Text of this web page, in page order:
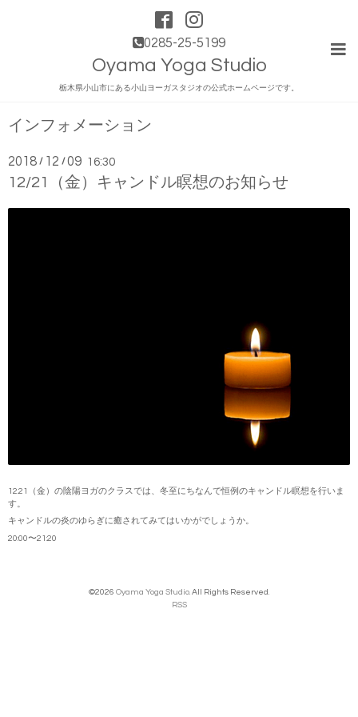
0285-25-5199
Oyama Yoga Studio
栃木県小山市にある小山ヨーガスタジオの公式ホームページです。
インフォメーション
2018 / 12 /09 16:30
12/21（金）キャンドル瞑想のお知らせ
12.21（金）の陰陽ヨガのクラスでは、冬至にちなんで恒例のキャンドル瞑想を行いま
す。
キャンドルの炎のゆらぎに癒されてみてはいかがでしょうか。
20:00〜21:20
©2026 Oyama Yoga Studio . All Rights Reserved.
RSS